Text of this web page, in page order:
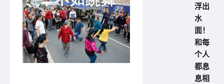
浮出
水
面！
和每
个人
都息
息相